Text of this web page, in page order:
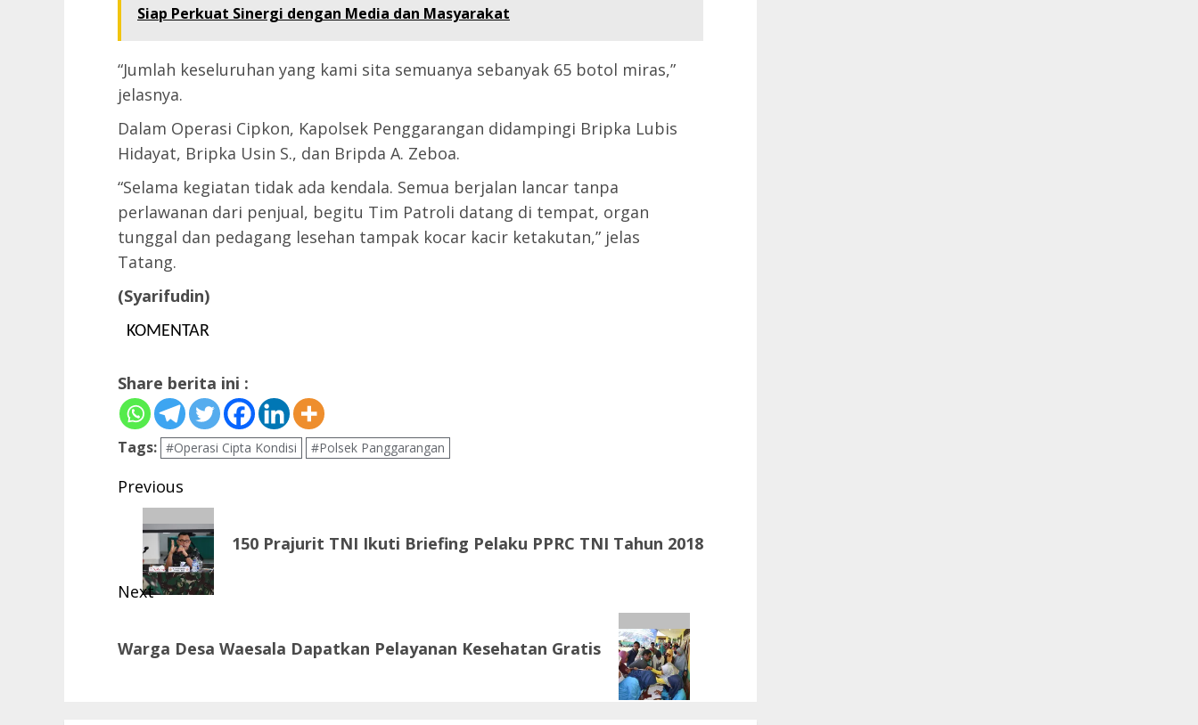
Siap Perkuat Sinergi dengan Media dan Masyarakat
“Jumlah keseluruhan yang kami sita semuanya sebanyak 65 botol miras,”
jelasnya.
Dalam Operasi Cipkon, Kapolsek Penggarangan didampingi Bripka Lubis
Hidayat, Bripka Usin S., dan Bripda A. Zeboa.
“Selama kegiatan tidak ada kendala. Semua berjalan lancar tanpa
perlawanan dari penjual, begitu Tim Patroli datang di tempat, organ
tunggal dan pedagang lesehan tampak kocar kacir ketakutan,” jelas
Tatang.
(Syarifudin)
KOMENTAR
Share berita ini :
Tags: #Operasi Cipta Kondisi #Polsek Panggarangan
Post
navigation
Previous
Previous
post:
150 Prajurit TNI Ikuti Briefing Pelaku PPRC TNI Tahun 2018
Next
post:
Warga Desa Waesala Dapatkan Pelayanan Kesehatan Gratis